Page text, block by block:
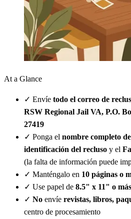
At a Glance
✓ Envíe todo el correo de
RSW Regional Jail VA, P.O.
27419
✓ Ponga el nombre completo
identificación del recluso y el
(la falta de información puede
✓ Manténgalo en 10 páginas o
✓ Use papel de 8.5" x 11" o
✓ No envíe revistas, libros,
centro de procesamiento